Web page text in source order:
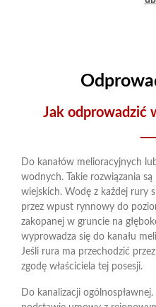
Jak odprowadzić
Do kanałów melioracyjnych
wodnych. Takie rozwiązania
wiejskich. Wodę z każdej rury
przez wpust rynnowy do
zakopanej w gruncie na
wyprowadza się do kanału
Jeśli rura ma przechodzić
zgodę właściciela tej posesji.
Do kanalizacji